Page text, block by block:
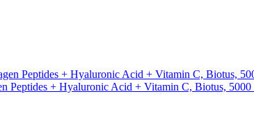
Peptides + Hyaluronic Acid + Vitamin C, Biotus, 5000